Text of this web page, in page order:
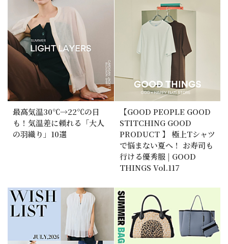
最高気温30℃→22℃の日
も！気温差に頼れる「大人
の羽織り」10選
【GOOD PEOPLE GOOD
STITCHING GOOD
PRODUCT 】 極上Tシャツ
で悩まない夏へ！ お寿司も
行ける優秀服 | GOOD
THINGS Vol.117